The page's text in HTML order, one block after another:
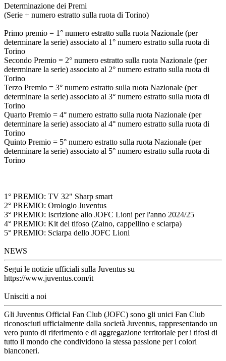
Determinazione dei Premi
(Serie + numero estratto sulla ruota di Torino)
Primo premio = 1° numero estratto sulla ruota Nazionale (per
determinare la serie) associato al 1° numero estratto sulla ruota di
Torino
Secondo Premio = 2° numero estratto sulla ruota Nazionale (per
determinare la serie) associato al 2° numero estratto sulla ruota di
Torino
Terzo Premio = 3° numero estratto sulla ruota Nazionale (per
determinare la serie) associato al 3° numero estratto sulla ruota di
Torino
Quarto Premio = 4° numero estratto sulla ruota Nazionale (per
determinare la serie) associato al 4° numero estratto sulla ruota di
Torino
Quinto Premio = 5° numero estratto sulla ruota Nazionale (per
determinare la serie) associato al 5° numero estratto sulla ruota di
Torino
1° PREMIO: TV 32" Sharp smart
2° PREMIO: Orologio Juventus
3° PREMIO: Iscrizione allo JOFC Lioni per l'anno 2024/25
4° PREMIO: Kit del tifoso (Zaino, cappellino e sciarpa)
5° PREMIO: Sciarpa dello JOFC Lioni
NEWS
Segui le notizie ufficiali sulla Juventus su
https://www.juventus.com/it
Unisciti a noi
Gli Juventus Official Fan Club (JOFC) sono gli unici Fan Club
riconosciuti ufficialmente dalla società Juventus, rappresentando un
vero punto di riferimento e di aggregazione territoriale per i tifosi di
tutto il mondo che condividono la stessa passione per i colori
bianconeri.